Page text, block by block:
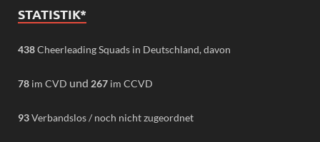
STATISTIK*
438Cheerleading Squads in Deutschland, davon
78 im CVD und 267 im CCVD
93Verbandslos / noch nicht zugeordnet